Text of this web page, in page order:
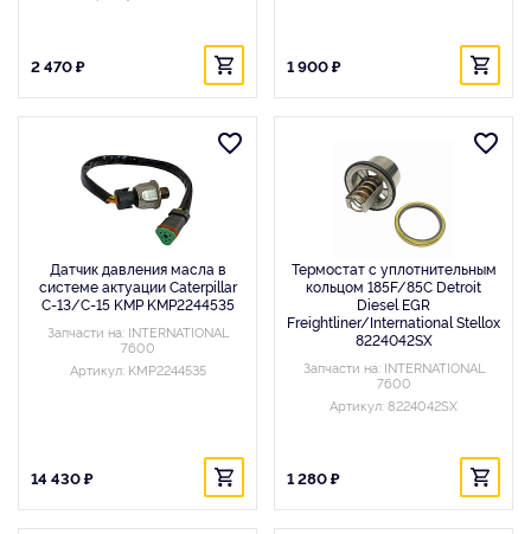
2 470 ₽ 1 900 ₽
Датчик давления масла в
системе актуации Caterpillar
C-13/C-15 KMP KMP2244535
Запчасти на: INTERNATIONAL
7600
Артикул: KMP2244535
14 430 ₽
Термостат с уплотнительным
кольцом 185F/85C Detroit
Diesel EGR
Freightliner/International Stellox
8224042SX
Запчасти на: INTERNATIONAL
7600
Артикул: 8224042SX
1 280 ₽